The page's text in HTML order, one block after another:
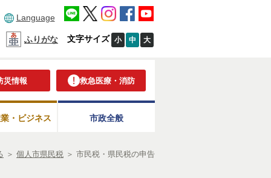
Language
ふりがな 文字サイズ 小 中 大
災情報 救急医療・消防
・ビジネス 市政全般
＞ 個人市県民税 ＞ 市民税・県民税の申告